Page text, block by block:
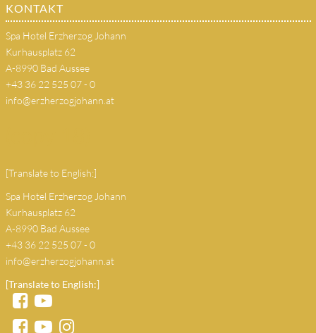
KONTAKT
Spa Hotel Erzherzog Johann
Kurhausplatz 62
A-8990 Bad Aussee
+43 36 22 525 07 - 0
info@erzherzogjohann.at
[Translate to English:]
Spa Hotel Erzherzog Johann
Kurhausplatz 62
A-8990 Bad Aussee
+43 36 22 525 07 - 0
info@erzherzogjohann.at
[Translate to English:]